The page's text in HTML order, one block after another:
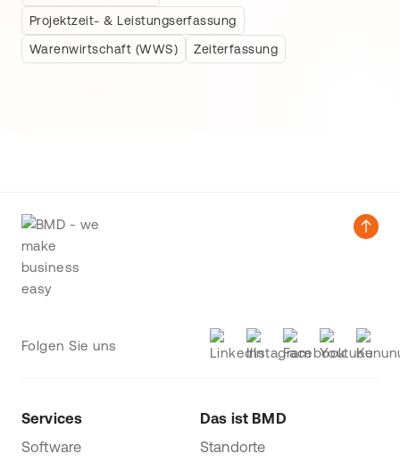
Projektzeit- & Leistungserfassung
Warenwirtschaft (WWS)
Zeiterfassung
Folgen Sie uns
Services
Software
Das ist BMD
Standorte